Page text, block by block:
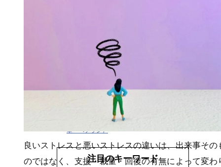
良いストレスと悪いストレスの違いは、出来事その
のではなく、支援・裁量・回復の有無によって変わ
大学研究連携・学術講演実績
女性従業員の健康支援
感情労働ストレス
月刊誌連載・専門寄稿
階層別ヘルスリテラシー（新人・若手・中
堅・ベテラン）
注目のキーワード